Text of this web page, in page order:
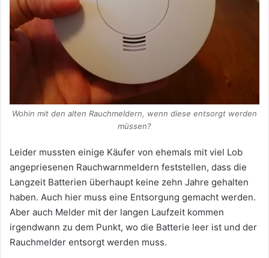
Wohin mit den alten Rauchmeldern, wenn diese entsorgt werden
müssen?
Leider mussten einige Käufer von ehemals mit viel Lob
angepriesenen Rauchwarnmeldern feststellen, dass die
Langzeit Batterien überhaupt keine zehn Jahre gehalten
haben. Auch hier muss eine Entsorgung gemacht werden.
Aber auch Melder mit der langen Laufzeit kommen
irgendwann zu dem Punkt, wo die Batterie leer ist und der
Rauchmelder entsorgt werden muss.